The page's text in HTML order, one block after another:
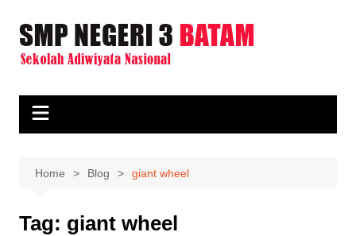
content
Home Blog giant wheel
Tag: giant wheel